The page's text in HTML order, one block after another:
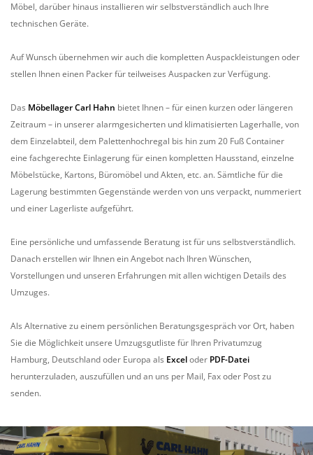
Möbel, darüber hinaus installieren wir selbstverständlich auch Ihre
technischen Geräte.
Auf Wunsch übernehmen wir auch die kompletten Auspackleistungen oder
stellen Ihnen einen Packer für teilweises Auspacken zur Verfügung.
Das Möbellager Carl Hahn bietet Ihnen – für einen kurzen oder längeren
Zeitraum – in unserer alarmgesicherten und klimatisierten Lagerhalle, von
dem Einzelabteil, dem Palettenhochregal bis hin zum 20 Fuß Container
eine fachgerechte Einlagerung für einen kompletten Hausstand, einzelne
Möbelstücke, Kartons, Büromöbel und Akten, etc. an. Sämtliche für die
Lagerung bestimmten Gegenstände werden von uns verpackt, nummeriert
und einer Lagerliste aufgeführt.
Eine persönliche und umfassende Beratung ist für uns selbstverständlich.
Danach erstellen wir Ihnen ein Angebot nach Ihren Wünschen,
Vorstellungen und unseren Erfahrungen mit allen wichtigen Details des
Umzuges.
Als Alternative zu einem persönlichen Beratungsgespräch vor Ort, haben
Sie die Möglichkeit unsere Umzugsgutliste für Ihren Privatumzug
Hamburg, Deutschland oder Europa als Exceloder PDF-Datei
herunterzuladen, auszufüllen und an uns per Mail, Fax oder Post zu
senden.